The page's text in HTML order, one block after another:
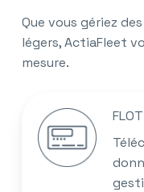
Que vous gériez
légers, ActiaFleet
mesure.